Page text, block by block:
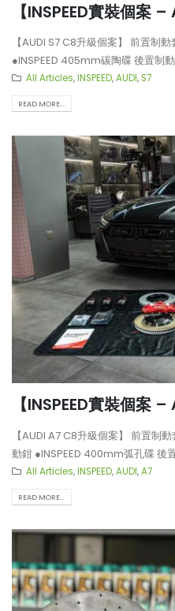
【INSPEED實裝個案
【AUDI S7 C8升級個案】 前置制
●INSPEED 405mm碳陶碟 後置制
All Articles,INSPEED,AUDI, S7
READ MORE...
【INSPEED實裝個案
【AUDI A7 C8升級個案】 前置制
動鉗 ●INSPEED 400mm弧孔碟 後
All Articles,INSPEED,AUDI,A7
READ MORE...
【釋放沉睡的猛獸?! Huracan
LP610排氣升級】
【LARTE-Design: 打造出終極版
本的BMW XM】
【再向經典致敬!! Suzuki
XL化身迷你G-Class】